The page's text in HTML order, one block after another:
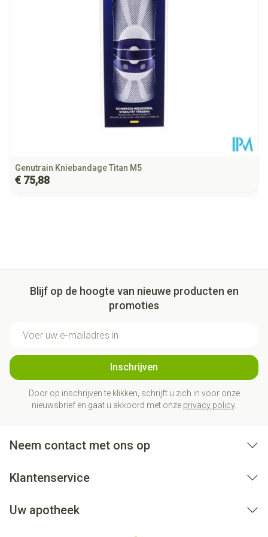
Kamertemperatuur (15°C - 25°C)
Genutrain Kniebandage Titan M5
€ 75,88
Blijf op de hoogte van nieuwe producten en
promoties
Inschrijven
Door op inschrijven te klikken, schrijft u zich in voor onze
nieuwsbrief en gaat u akkoord met onze privacy policy.
Neem contact met ons op
Klantenservice
Uw apotheek